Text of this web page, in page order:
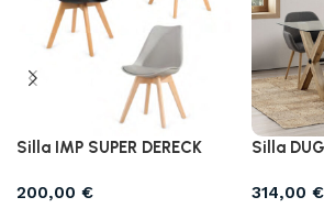
Silla IMP SUPER DERECK
200,00 €
Silla
314,00 €